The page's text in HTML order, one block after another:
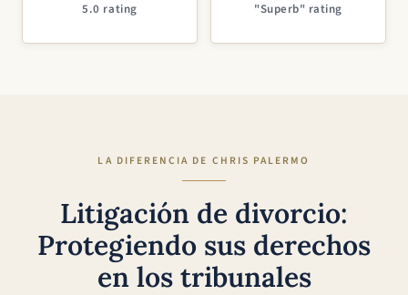
5.0 rating "Superb" rating
LA DIFERENCIA DE CHRIS PALERMO
Litigación de divorcio:
Protegiendo sus derechos
en los tribunales